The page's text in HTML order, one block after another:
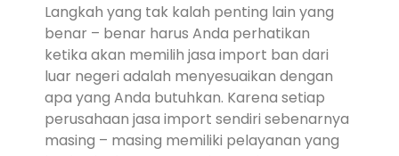
Langkah yang tak kalah penting lain yang
benar – benar harus Anda perhatikan
ketika akan memilih jasa import ban dari
luar negeri adalah menyesuaikan dengan
apa yang Anda butuhkan. Karena setiap
perusahaan jasa import sendiri sebenarnya
masing – masing memiliki pelayanan yang